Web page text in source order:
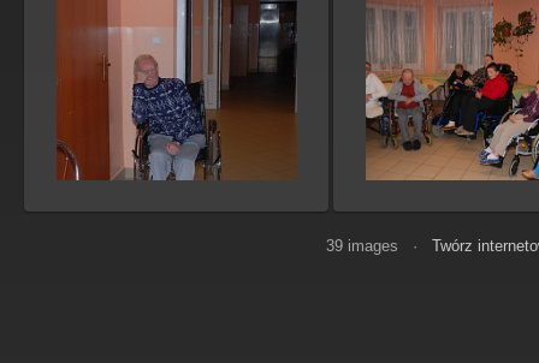
39 images · Twórz